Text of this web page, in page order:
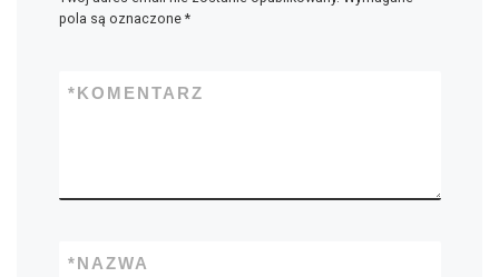
pola są oznaczone *
KOMENTARZ
*
NAZWA
*